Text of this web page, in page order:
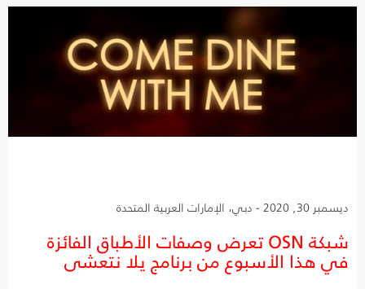
ديسمبر 30, 2020 - دبي، الإمارات العربية المتحدة
شبكة OSN تعرض وصفات الأطباق الفائزة
في هذا الأسبوع من برنامج يلا نتعشى